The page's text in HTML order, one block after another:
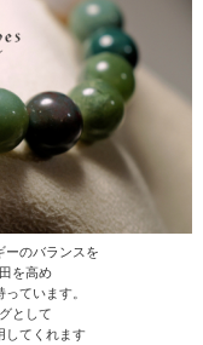
のバランスを
を高め
ています。
として
してくれます